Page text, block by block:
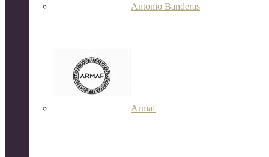
Antonio Banderas
Armaf